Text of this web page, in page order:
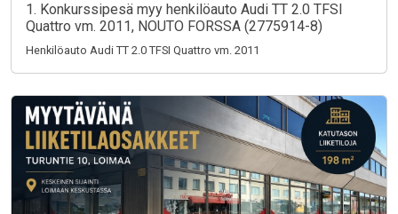
1. Konkurssipesä myy henkilöauto Audi TT 2.0 TFSI
Quattro vm. 2011, NOUTO FORSSA (2775914-8)
Henkilöauto Audi TT 2.0 TFSI Quattro vm. 2011